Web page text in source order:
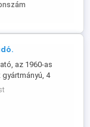
az 1960-as
4
kávéfőző,
átvétellel a
.